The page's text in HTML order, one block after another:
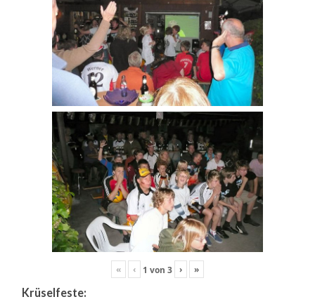
« ‹ 1 von 3 › »
Krüselfeste: